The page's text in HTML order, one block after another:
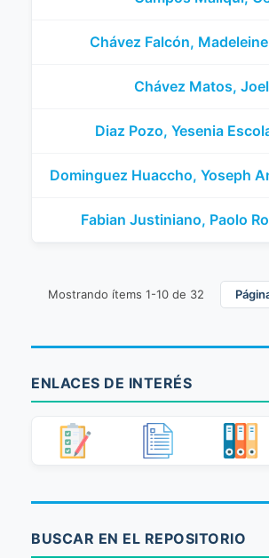
Chávez Falcón,
Chávez Matos,
Diaz Pozo, Yesenia
Dominguez Huaccho, Yoseph
Fabian Justiniano, Paolo
Mostrando ítems 1-10 de 32
ENLACES DE INTERÉS
BUSCAR EN EL REPOSITORIO